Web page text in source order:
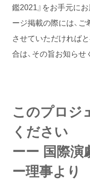
鑑2021』をお手元に
ージ掲載の際には、
させていただければ
合は、その旨お知らせ
このプロジ
ください
ーー 国際演
ー理事より